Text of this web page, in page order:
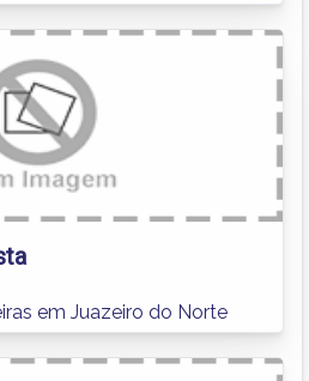
em Juazeiro do Norte